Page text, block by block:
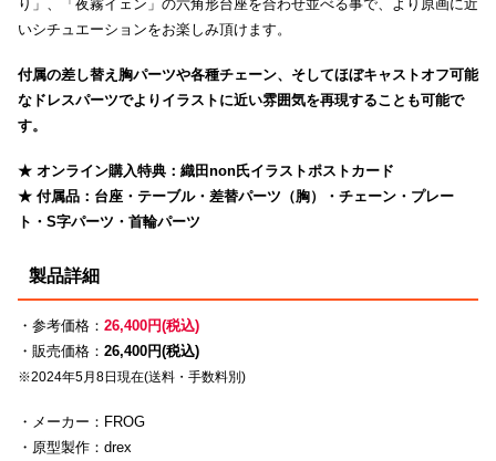
り」、「夜霧イェン」の六角形台座を合わせ並べる事で、より原画に近
いシチュエーションをお楽しみ頂けます。
付属の差し替え胸パーツや各種チェーン、そしてほぼキャストオフ可能
なドレスパーツでよりイラストに近い雰囲気を再現することも可能で
す。
★ オンライン購入特典：織田non氏イラストポストカード
★ 付属品：台座・テーブル・差替パーツ（胸）・チェーン・プレー
ト・S字パーツ・首輪パーツ
製品詳細
・参考価格： 26,400円(税込)
・販売価格： 26,400円(税込)
※2024年5月8日現在(送料・手数料別)
・メーカー：FROG
・原型製作：drex